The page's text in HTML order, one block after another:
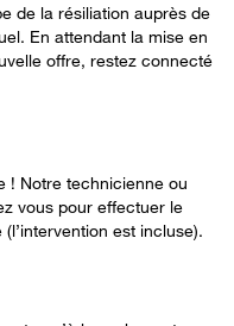
de la résiliation auprès de
En attendant la mise en
offre, restez connecté
! Notre technicienne ou
vous pour effectuer le
est incluse).